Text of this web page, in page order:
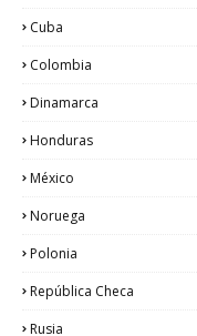
Cuba
Colombia
Dinamarca
Honduras
México
Noruega
Polonia
República Checa
Rusia